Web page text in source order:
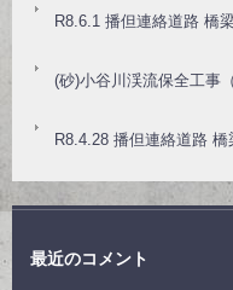
R8.6.1 播但連絡道路 橋
(砂)小谷川渓流保全工事
R8.4.28 播但連絡道路 橋
最近のコメント